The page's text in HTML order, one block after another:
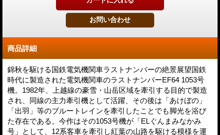
商品詳細
錦秋を駆ける国鉄電気機関車ラストナンバーの絶景展望国鉄
時代に製造された電気機関車のラストナンバーEF64 1053号
機。1982年、上越線の豪雪・山岳区域を牽引する目的で製造
され、同線の主力牽引機として活躍、その後は「あけぼの」
「出羽」等のブルートレインを牽引したことでも脚光を浴び
た存在である。今作はその1053号機が「ELぐんまみなかみ
号」として、12系客車を牽引し紅葉の山路を駆ける模様を運